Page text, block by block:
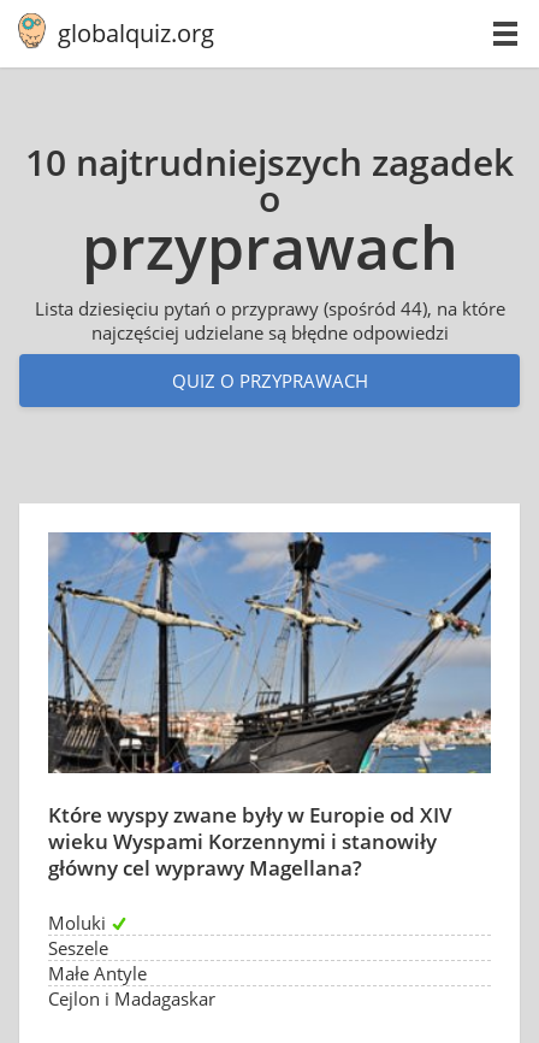
globalquiz.org
10 najtrudniejszych zagadek
o
przy­pra­wach
Lista dziesięciu pytań o przyprawy (spośród 44), na które
najczęściej udzielane są błędne odpowiedzi
QUIZ O PRZYPRAWACH
Które wyspy zwane były w Europie od XIV
wieku Wyspami Korzennymi i stanowiły
główny cel wyprawy Magellana?
Moluki
Seszele
Małe Antyle
Cejlon i Madagaskar